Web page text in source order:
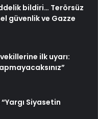
bildiri… Terörsüz
güvenlik ve Gazze
ilk uyarı:
Siyasetin